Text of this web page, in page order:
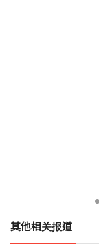
其他相关报道